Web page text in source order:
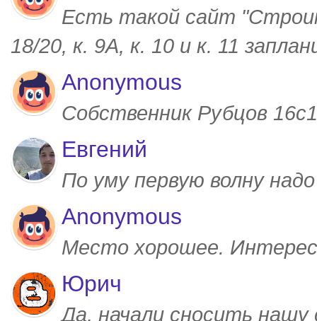
Есть такой сайт
18/20, к. 9А, к. 10 и к. 11
Anonymous
Собственник Рубцов
Евгений
По уму первую волну
Anonymous
Место хорошее.
Юрич
Да, начали сносить